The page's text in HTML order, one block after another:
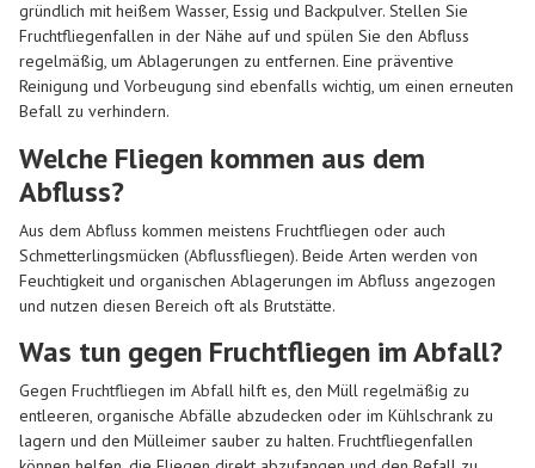
gründlich mit heißem Wasser, Essig und Backpulver. Stellen Sie
Fruchtfliegenfallen in der Nähe auf und spülen Sie den Abfluss
regelmäßig, um Ablagerungen zu entfernen. Eine präventive
Reinigung und Vorbeugung sind ebenfalls wichtig, um einen erneuten
Befall zu verhindern.
Welche Fliegen kommen aus dem
Abfluss?
Aus dem Abfluss kommen meistens Fruchtfliegen oder auch
Schmetterlingsmücken (Abflussfliegen). Beide Arten werden von
Feuchtigkeit und organischen Ablagerungen im Abfluss angezogen
und nutzen diesen Bereich oft als Brutstätte.
Was tun gegen Fruchtfliegen im Abfall?
Gegen Fruchtfliegen im Abfall hilft es, den Müll regelmäßig zu
entleeren, organische Abfälle abzudecken oder im Kühlschrank zu
lagern und den Mülleimer sauber zu halten. Fruchtfliegenfallen